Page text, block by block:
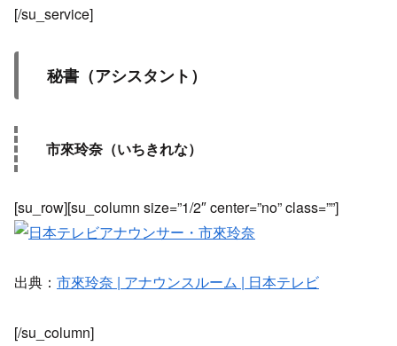
[/su_service]
秘書（アシスタント）
市來玲奈（いちきれな）
[su_row][su_column size=”1/2″ center=”no” class=””]
出典： 市來玲奈 | アナウンスルーム | 日本テレビ
[/su_column]